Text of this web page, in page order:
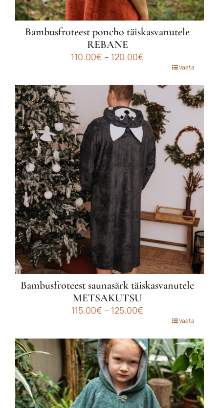
Bambusfroteest poncho täiskasvanutele
REBANE
110.00€ – 120.00€
110.00€
120.00€
on
mitu
varianti.
Valikuid
saab
teha
tootelehel.
Vaata
Bambusfroteest saunasärk täiskasvanutele
METSAKUTSU
115.00€ – 125.00€
115.00€
125.00€
on
mitu
varianti.
Valikuid
saab
Vaata
Liitu uudiskirjaga
Liitu uudiskirjaga ja saa esimeselt
ostult -10% soodustust!